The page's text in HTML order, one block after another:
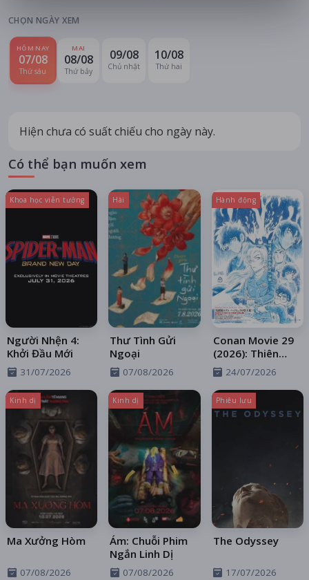
CHỌN NGÀY XEM
HÔM NAY
07/08
Thứ sáu
MAI
08/08
Thứ bảy
09/08
Chủ nhật
10/08
Thứ hai
Hiện chưa có suất chiếu cho ngày này.
Có thể bạn muốn xem
Khoa học viễn tưởng
Người Nhện 4:
Khởi Đầu Mới
31/07/2026
Hài
Thư Tình Gửi
Ngoại
07/08/2026
Hành động
Conan Movie 29
(2026): Thiên
Thần Sa Ngã
Trên Xa Lộ
24/07/2026
Kinh dị
Ma Xưởng Hòm
07/08/2026
Kinh dị
Ám: Chuỗi Phim
Ngắn Linh Dị
07/08/2026
Phiêu lưu
The Odyssey
17/07/2026